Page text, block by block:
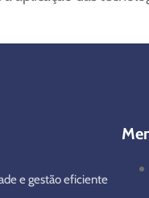
e gestão eficiente